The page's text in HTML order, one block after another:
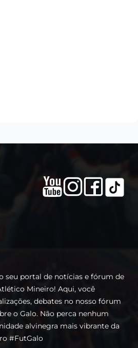
seu portal de notícias e fórum de
Mineiro! Aqui, você
debates no nosso fórum
o Galo. Não perca nenhum
alvinegra mais vibrante da
#FutGalo